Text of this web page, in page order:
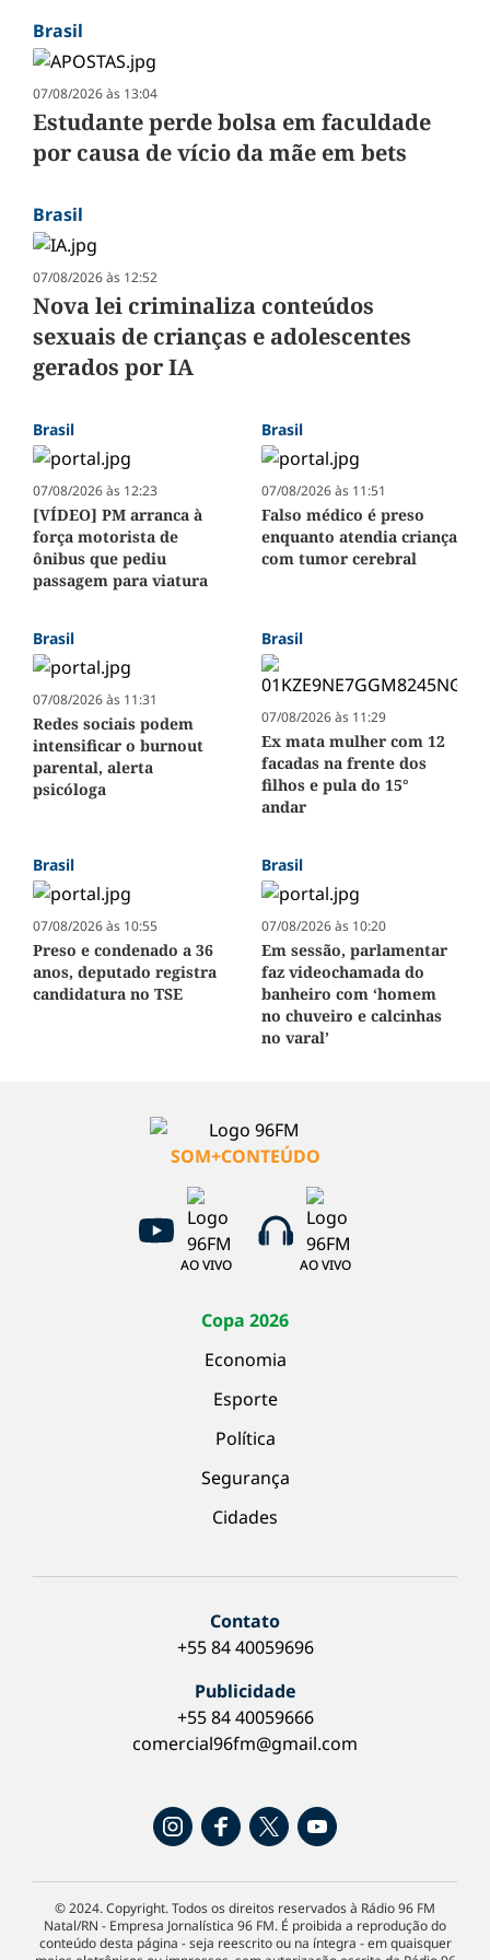
Brasil
07/08/2026 às 13:04
Estudante perde bolsa em faculdade
por causa de vício da mãe em bets
Brasil
07/08/2026 às 12:52
Nova lei criminaliza conteúdos
sexuais de crianças e adolescentes
gerados por IA
Brasil
07/08/2026 às 12:23
[VÍDEO] PM arranca à
força motorista de
ônibus que pediu
passagem para viatura
Brasil
07/08/2026 às 11:51
Falso médico é preso
enquanto atendia criança
com tumor cerebral
Brasil
07/08/2026 às 11:31
Redes sociais podem
intensificar o burnout
parental, alerta
psicóloga
Brasil
07/08/2026 às 11:29
Ex mata mulher com 12
facadas na frente dos
filhos e pula do 15°
andar
Brasil
07/08/2026 às 10:55
Preso e condenado a 36
anos, deputado registra
candidatura no TSE
Brasil
07/08/2026 às 10:20
Em sessão, parlamentar
faz videochamada do
banheiro com ‘homem
no chuveiro e calcinhas
no varal’
SOM+CONTEÚDO
AO VIVO AO VIVO
Copa 2026
Economia
Esporte
Política
Segurança
Cidades
Contato
+55 84 40059696
Publicidade
+55 84 40059666
comercial96fm@gmail.com
© 2024. Copyright. Todos os direitos reservados à Rádio 96 FM
Natal/RN - Empresa Jornalística 96 FM. É proibida a reprodução do
conteúdo desta página - seja reescrito ou na íntegra - em quaisquer